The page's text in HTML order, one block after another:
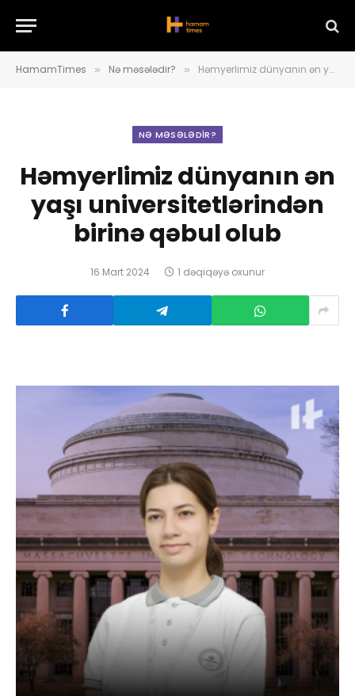
HamamTimes » Nə məsələdir? » Həmyerlimiz dünyanın ən yaşı universitetlərindən birinə qəbul olub
NƏ MƏSƏLƏDIR?
Həmyerlimiz dünyanın ən
yaşı universitetlərindən
birinə qəbul olub
16 Mart 2024 1 dəqiqəyə oxunur